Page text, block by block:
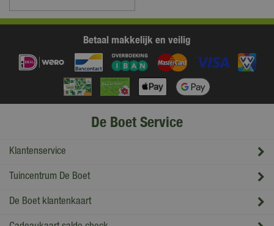
Betaal makkelijk en veilig
De Boet Service
Klantenservice
Tuincentrum De Boet
De Boet klantenkaart